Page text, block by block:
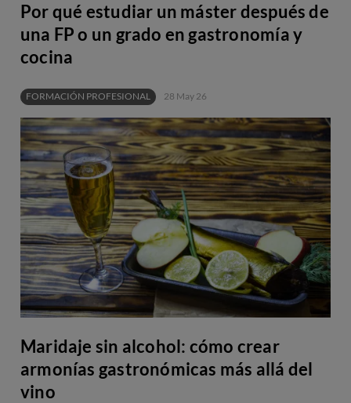
Por qué estudiar un máster después de
una FP o un grado en gastronomía y
cocina
FORMACIÓN PROFESIONAL 28 May 26
Maridaje sin alcohol: cómo crear
armonías gastronómicas más allá del
vino